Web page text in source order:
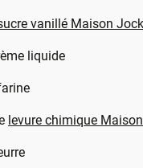
vanillé Maison Jock
liquide
levure chimique